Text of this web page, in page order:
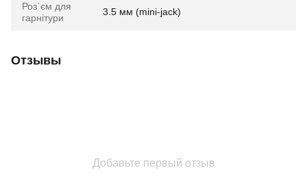
Роз`єм для
гарнітури
3.5 мм (mini-jack)
Отзывы
Добавьте первый отзыв